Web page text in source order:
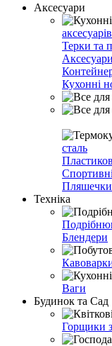
Аксесуари
аксесуарів
Терки та
Кухонні
сталь
Пляшечки
Техніка
Блендери
Ваги
Будинок та Сад
Горщики